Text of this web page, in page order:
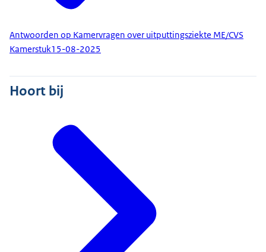
Antwoorden op Kamervragen over uitputtingsziekte ME/CVS
Kamerstuk15-08-2025
Hoort bij